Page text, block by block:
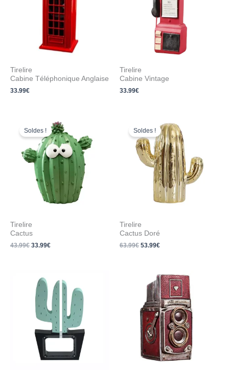
Tirelire
Cabine Téléphonique Anglaise
33.99€
Tirelire
Cabine Vintage
33.99€
Soldes !
Tirelire
Cactus
43.99€
prix
initial
était :
43.99€.
33.99€
prix
actuel
est :
33.99€.
Soldes !
Tirelire
Cactus Doré
63.99€
prix
initial
était :
63.99€.
53.99€
prix
actuel
est :
53.99€.